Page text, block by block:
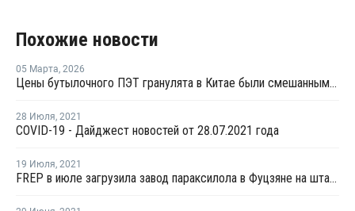
Похожие новости
05 Марта, 2026
Цены бутылочного ПЭТ гранулята в Китае были смешанными в феврале
28 Июля, 2021
COVID-19 - Дайджест новостей от 28.07.2021 года
19 Июля, 2021
FREP в июле загрузила завод параксилола в Фуцзяне на штатном уровне